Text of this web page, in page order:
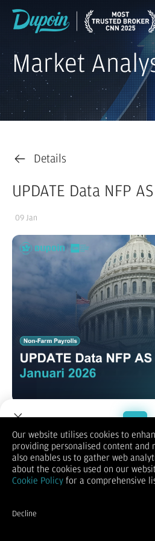
Market
Details
UPDATE Data NFP
09 Jan
Laporan Non-Farm Payrolls (NFP)
laporan yang mengukur jumlah
atau berkurang dalam ekonomi
Laporan NFP diterbitkan oleh
Laporan ini penting dikarenakan
negara dengan ekonomi terbesar
Berikut hasil dari NFP Januari
Welcome to
Trade with a
Our website utilises cookies to
providing personalised content and
also enables us to gather web
about the cookies used on our
Cookie Policy for a comprehensive
Decline